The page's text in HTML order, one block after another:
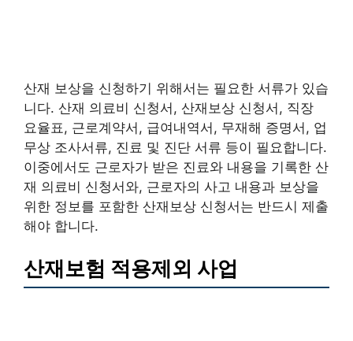
산재 보상을 신청하기 위해서는 필요한 서류가 있습
니다. 산재 의료비 신청서, 산재보상 신청서, 직장
요율표, 근로계약서, 급여내역서, 무재해 증명서, 업
무상 조사서류, 진료 및 진단 서류 등이 필요합니다.
이중에서도 근로자가 받은 진료와 내용을 기록한 산
재 의료비 신청서와, 근로자의 사고 내용과 보상을
위한 정보를 포함한 산재보상 신청서는 반드시 제출
해야 합니다.
산재보험 적용제외 사업